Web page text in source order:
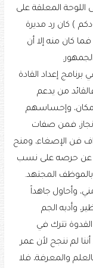
اللوحة المعلقة على
) كان رد مديرة
كان منه إلا أن
إعداد القادة
من يدعم
وإحساسهم
فمن صفات
فن الإصغاء، ومنح
عن حرصه على نسب
بالموظف المجتهد.
وأحاول جاهداً
وأدبه الجم
تترك في
لم ننجح لأن عمر
والمعرفة، فلا